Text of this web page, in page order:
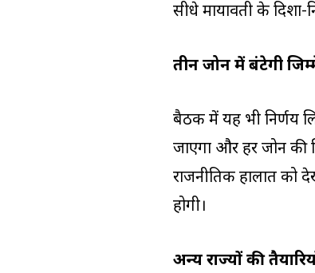
सीधे मायावती के दिशा-
तीन जोन में बंटेगी
बैठक में यह भी निर्णय
जाएगा और हर जोन की
राजनीतिक हालात को
होगी।
अन्य राज्यों की